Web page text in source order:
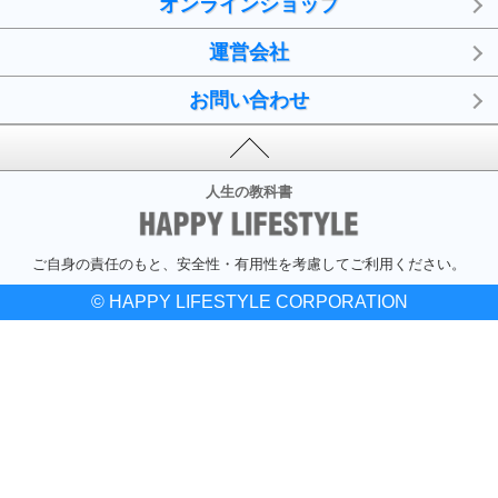
オンラインショップ
運営会社
お問い合わせ
人生の教科書
ご自身の責任のもと、安全性・有用性を考慮してご利用ください。
© HAPPY LIFESTYLE CORPORATION